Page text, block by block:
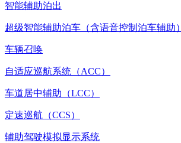
智能辅助泊出
超级智能辅助泊车（含语音控制泊车辅助）
车辆召唤
自适应巡航系统（ACC）
车道居中辅助（LCC）
定速巡航（CCS）
辅助驾驶模拟显示系统